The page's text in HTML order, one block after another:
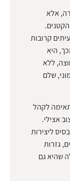
אלא
קרובות
היא
ללא
שלם
לקהל
אצילי.
ליצירות
גזרות
שהיא גם